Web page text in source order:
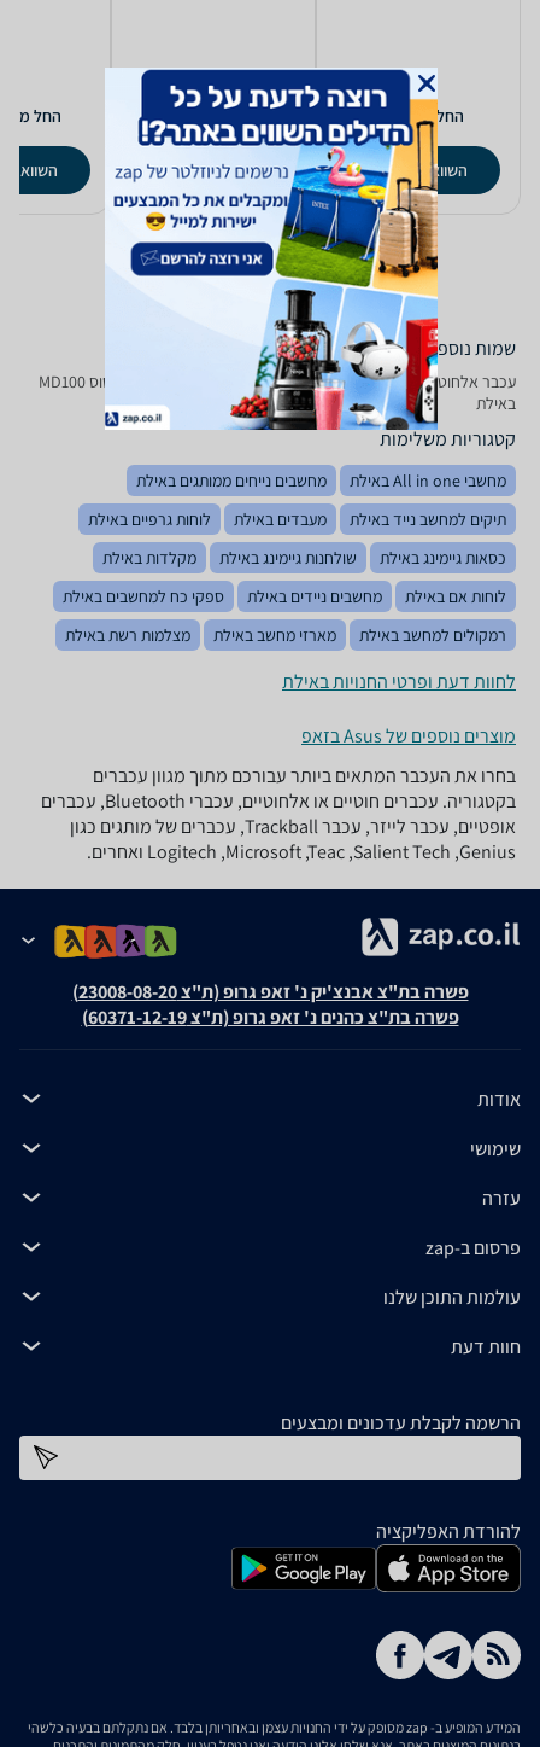
החל מ-98
₪
השוואת מחירים
החל מ-455
₪
השוואת מחירים
החל מ-
השוואת
שמות נוספים לדגם
‏עכבר ‏אלחוטי Asus MD 100 אסוס באילת, MD100 אסוס באילת, אסוס MD100
באילת
קטגוריות משלימות
מחשבי All in one באילת
מחשבים נייחים ממותגים באילת
תיקים למחשב נייד באילת
מעבדים באילת
לוחות גרפיים באילת
כסאות גיימינג באילת
שולחנות גיימינג באילת
מקלדות באילת
לוחות אם באילת
מחשבים ניידים באילת
ספקי כח למחשבים באילת
רמקולים למחשב באילת
מארזי מחשב באילת מצלמות רשת באילת
לחוות דעת ופרטי החנויות באילת
מוצרים נוספים של Asus בזאפ
בחרו את העכבר המתאים ביותר עבורכם מתוך מגוון עכברים
בקטגוריה. עכברים חוטיים או אלחוטיים, עכברי Bluetooth, עכברים
אופטיים, עכבר לייזר, עכבר Trackball, עכברים של מותגים כגון
Logitech ,Microsoft ,Teac ,Salient Tech ,Genius ואחרים.
פשרה בת"צ אבנצ'יק נ' זאפ גרופ (ת"צ 23008-08-20)
פשרה בת"צ כהנים נ' זאפ גרופ (ת"צ 60371-12-19)
אודות
שימושי
עזרה
פרסום ב-zap
עולמות התוכן שלנו
חוות דעת
הרשמה לקבלת עדכונים ומבצעים
להורדת האפליקציה
המידע המופיע ב- zap מסופק על ידי החנויות עצמן ובאחריותן בלבד. אם נתקלתם בבעיה כלשהי